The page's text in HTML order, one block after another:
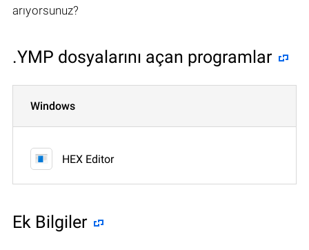
arıyorsunuz?
.YMP dosyalarını açan programlar
Windows
HEX Editor
Ek Bilgiler